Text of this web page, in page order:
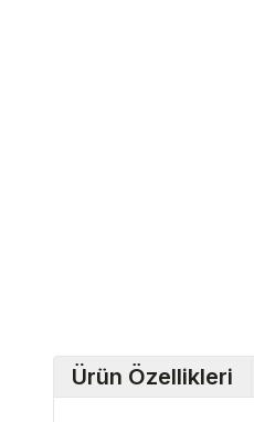
Ürün Özellikleri